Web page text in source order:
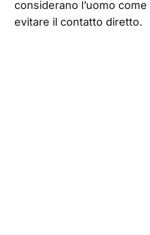
considerano l’uomo
evitare il contatto diretto.